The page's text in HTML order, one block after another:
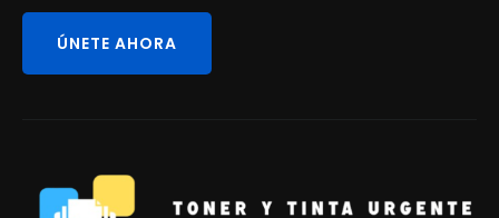
ÚNETE AHORA